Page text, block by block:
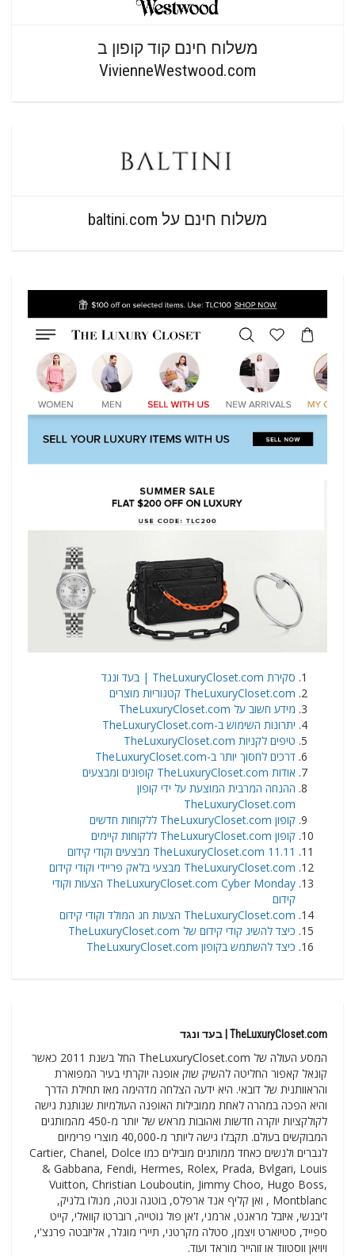
משלוח חינם קוד קופון ב
VivienneWestwood.com
משלוח חינם על baltini.com
סקירת TheLuxuryCloset.com | בעד ונגד
TheLuxuryCloset.com קטגוריות מוצרים
מידע חשוב על TheLuxuryCloset.com
יתרונות השימוש ב-TheLuxuryCloset.com
טיפים לקניות TheLuxuryCloset.com
דרכים לחסוך יותר ב-TheLuxuryCloset.com
אודות TheLuxuryCloset.com קופונים ומבצעים
ההנחה המרבית המוצעת על ידי קופון
TheLuxuryCloset.com
קופון TheLuxuryCloset.com ללקוחות חדשים
קופון TheLuxuryCloset.com ללקוחות קיימים
TheLuxuryCloset.com 11.11 מבצעים וקודי קידום
TheLuxuryCloset.com מבצעי בלאק פריידי וקודי קידום
TheLuxuryCloset.com Cyber Monday הצעות וקודי
קידום
TheLuxuryCloset.com הצעות חג המולד וקודי קידום
כיצד להשיג קודי קידום של TheLuxuryCloset.com
כיצד להשתמש בקופון TheLuxuryCloset.com
TheLuxuryCloset.com | בעד ונגד
המסע העולה של TheLuxuryCloset.com החל בשנת 2011 כאשר
קונאל קאפור החליטה להשיק שוק אופנה יוקרתי בעיר המפוארת
והראוותנית של דובאי. היא ידעה הצלחה מדהימה מאז תחילת הדרך
והיא הפכה במהרה לאחת ממובילות האופנה העולמיות שנותנת גישה
לקולקציות יוקרה חדשות ואהובות מראש של יותר מ-450 מהמותגים
המבוקשים בעולם. תקבלו גישה ליותר מ-40,000 מוצרי פרימיום
לגברים ולנשים כאחד ממותגים מובילים כמו Cartier, Chanel, Dolce
& Gabbana, Fendi, Hermes, Rolex, Prada, Bvlgari, Louis
Vuitton, Christian Louboutin, Jimmy Choo, Hugo Boss,
Montblanc , ואן קליף אנד ארפלס, בוטגה ונטה, מנולו בלניק,
ז'יבנשי, איזבל מראנט, ארמני, ז'אן פול גוטייה, רוברטו קוואלי, קייט
ספייד, סטיוארט ויצמן, סטלה מקרטני, תיירי מוגלר, אליזבטה פרנצ'י,
ויויאן ווסטווד או זוהייר מוראד ועוד.